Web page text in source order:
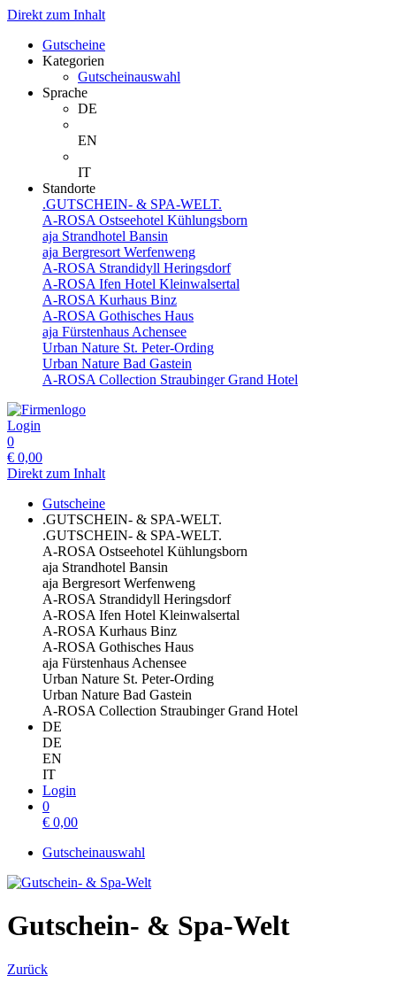
Direkt zum Inhalt
Gutscheine
Kategorien
Gutscheinauswahl
Sprache
DE
EN
IT
Standorte
.GUTSCHEIN- & SPA-WELT.
A-ROSA Ostseehotel Kühlungsborn
aja Strandhotel Bansin
aja Bergresort Werfenweng
A-ROSA Strandidyll Heringsdorf
A-ROSA Ifen Hotel Kleinwalsertal
A-ROSA Kurhaus Binz
A-ROSA Gothisches Haus
aja Fürstenhaus Achensee
Urban Nature St. Peter-Ording
Urban Nature Bad Gastein
A-ROSA Collection Straubinger Grand Hotel
Login
0
€ 0,00
Direkt zum Inhalt
Gutscheine
.GUTSCHEIN- & SPA-WELT.
.GUTSCHEIN- & SPA-WELT.
A-ROSA Ostseehotel Kühlungsborn
aja Strandhotel Bansin
aja Bergresort Werfenweng
A-ROSA Strandidyll Heringsdorf
A-ROSA Ifen Hotel Kleinwalsertal
A-ROSA Kurhaus Binz
A-ROSA Gothisches Haus
aja Fürstenhaus Achensee
Urban Nature St. Peter-Ording
Urban Nature Bad Gastein
A-ROSA Collection Straubinger Grand Hotel
DE
DE
EN
IT
Login
0
€ 0,00
Gutscheinauswahl
Gutschein- & Spa-Welt
Zurück